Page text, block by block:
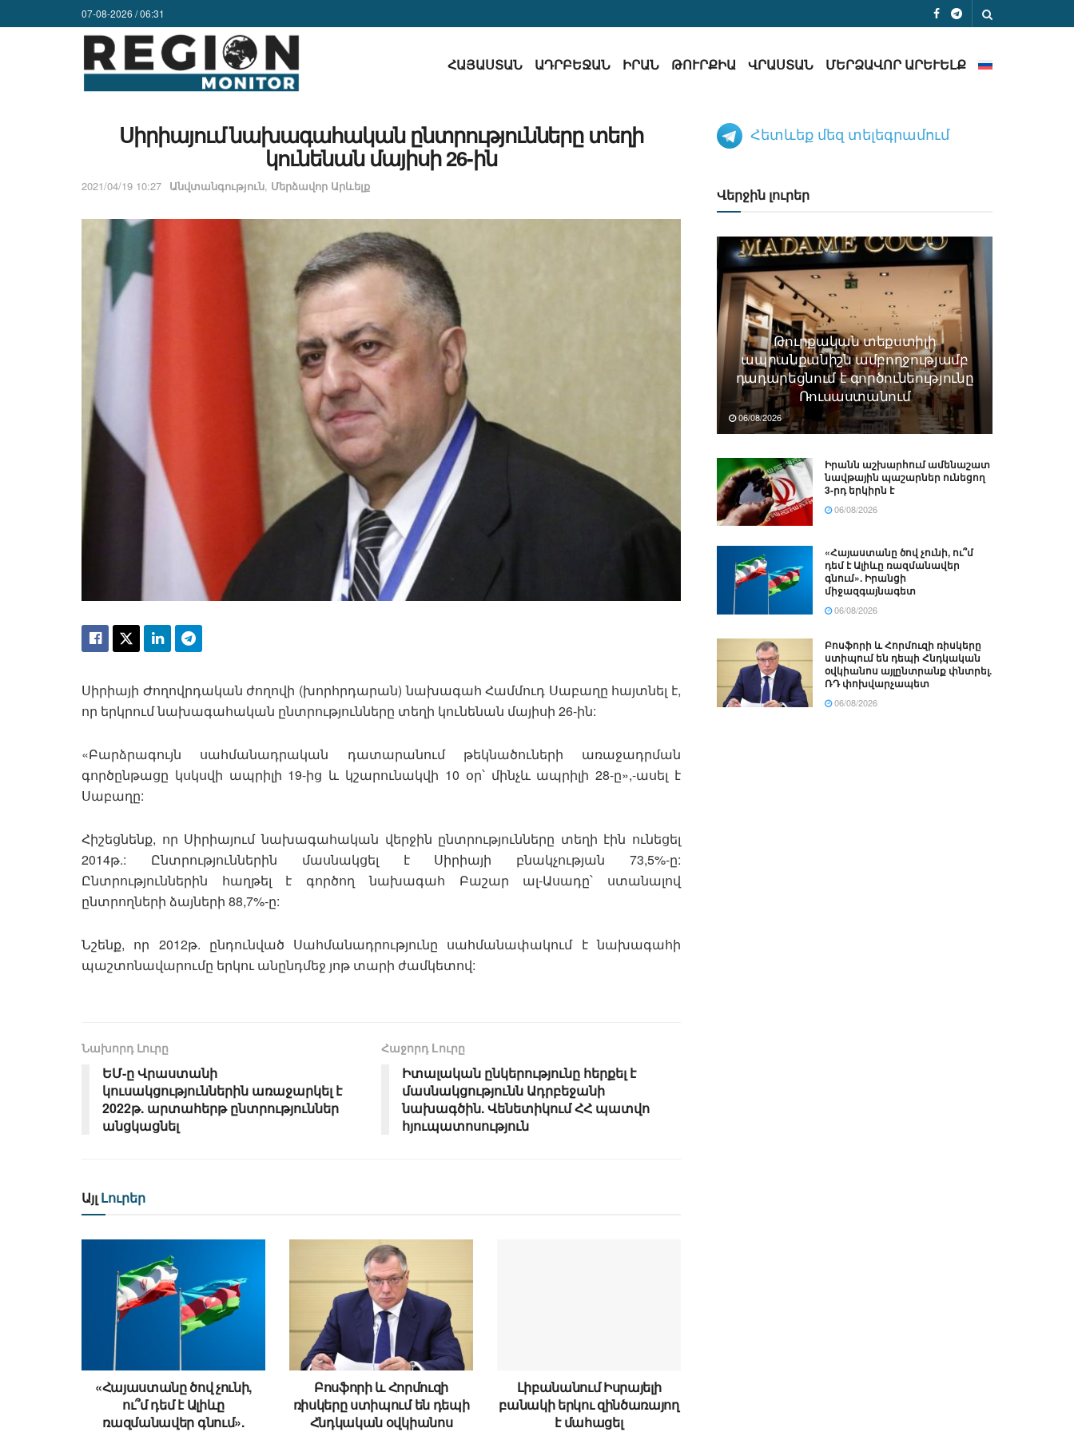
07-08-2026 / 06:31
ՀԱՅԱՍՏԱՆ ԱԴՐԲԵՋԱՆ ԻՐԱՆ ԹՈՒՐՔԻԱ ՎՐԱՍՏԱՆ ՄԵՐՁԱՎՈՐ ԱՐԵՒԵԼՔ
Սիրիայում նախագահական ընտրությունները տեղի
կունենան մայիսի 26-ին
2021/04/19 10:27 Անվտանգություն, Մերձավոր Արևելք
Սիրիայի Ժողովրդական ժողովի (խորհրդարան) նախագահ Համմուդ Սաբաղը հայտնել է,
որ երկրում նախագահական ընտրությունները տեղի կունենան մայիսի 26-ին:
«Բարձրագույն սահմանադրական դատարանում թեկնածուների առաջադրման
գործընթացը կսկսվի ապրիլի 19-ից և կշարունակվի 10 օր՝ մինչև ապրիլի 28-ը»,-ասել է
Սաբաղը:
Հիշեցնենք, որ Սիրիայում նախագահական վերջին ընտրությունները տեղի էին ունեցել
2014թ.: Ընտրություններին մասնակցել է Սիրիայի բնակչության 73,5%-ը:
Ընտրություններին հաղթել է գործող նախագահ Բաշար ալ-Ասադը՝ ստանալով
ընտրողների ձայների 88,7%-ը:
Նշենք, որ 2012թ. ընդունված Սահմանադրությունը սահմանափակում է նախագահի
պաշտոնավարումը երկու անընդմեջ յոթ տարի ժամկետով:
Նախորդ Լուրը
ԵՄ-ը Վրաստանի
կուսակցություններին առաջարկել է
2022թ. արտահերթ ընտրություններ
անցկացնել
Հաջորդ Lուրը
Իտալական ընկերությունը հերքել է
մասնակցությունն Ադրբեջանի
նախագծին. Վենետիկում ՀՀ պատվո
հյուպատոսություն
Այլ Լուրեր
«Հայաստանը ծով չունի,
ու՞մ դեմ է Ալիևը
ռազմանավեր գնում».
Բոսֆորի և Հորմուզի
ռիսկերը ստիպում են դեպի
Հնդկական օվկիանոս
Լիբանանում Իսրայելի
բանակի երկու զինծառայող
է մահացել
Հետևեք մեզ տելեգրամում
Վերջին լուրեր
Թուրքական տեքստիլի
ապրանքանիշն ամբողջությամբ
դադարեցնում է գործունեությունը
Ռուսաստանում
06/08/2026
Իրանն աշխարհում ամենաշատ
նավթային պաշարներ ունեցող
3-րդ երկիրն է
06/08/2026
«Հայաստանը ծով չունի, ու՞մ
դեմ է Ալիևը ռազմանավեր
գնում». Իրանցի
միջազգայնագետ
06/08/2026
Բոսֆորի և Հորմուզի ռիսկերը
ստիպում են դեպի Հնդկական
օվկիանոս այլընտրանք փնտրել.
ՌԴ փոխվարչապետ
06/08/2026